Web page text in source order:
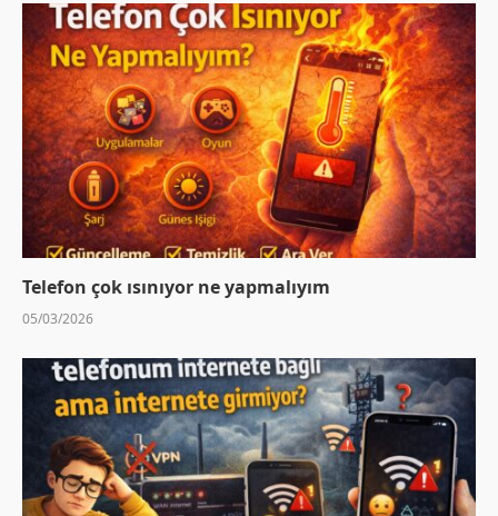
Telefon çok ısınıyor ne yapmalıyım
05/03/2026